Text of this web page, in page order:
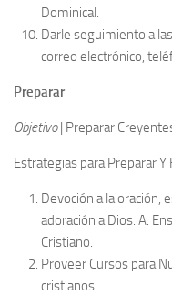
Dominical.
Darle seguimiento a
correo electrónico,
Preparar
Objetivo| Preparar
Estrategias para Preparar
Devoción a la oración,
adoración a Dios. A.
Cristiano.
Proveer Cursos para
cristianos.